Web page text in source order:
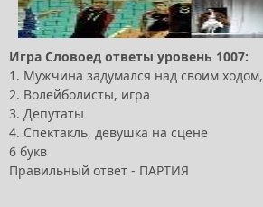
Игра Словоед ответы уровень 1007:
1. Мужчина задумался над своим
2. Волейболисты, игра
3. Депутаты
4. Спектакль, девушка на сцене
6 букв
Правильный ответ - ПАРТИЯ